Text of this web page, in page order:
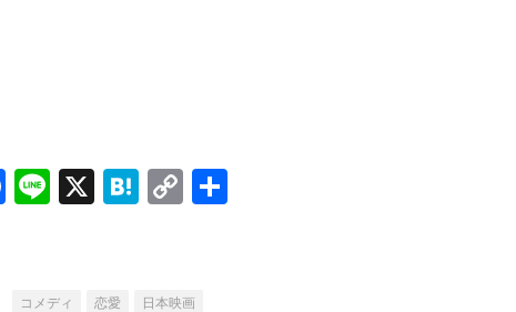
Facebook
LineX Hatena
Copy
コメディ 恋愛 日本映画